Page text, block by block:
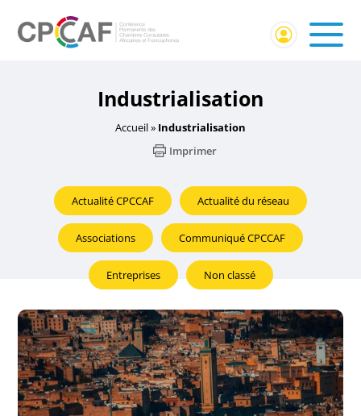
Industrialisation
Accueil» Industrialisation
Imprimer
Actualité CPCCAF Actualité du réseau
Associations Communiqué CPCCAF
Entreprises Non classé